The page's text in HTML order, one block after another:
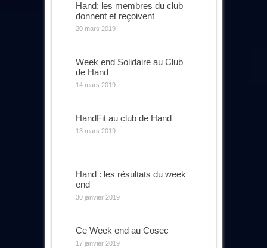
Hand: les membres du club
donnent et reçoivent
20 mars 2019
Week end Solidaire au Club
de Hand
14 mars 2019
HandFit au club de Hand
13 mars 2019
Hand : les résultats du week
end
30 janvier 2019
Ce Week end au Cosec
17 janvier 2019